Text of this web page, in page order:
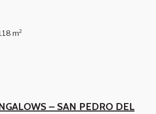
m²
– SAN PEDRO DEL